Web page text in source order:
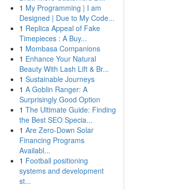
1 My Programming | I am
Designed | Due to My Code...
1 Replica Appeal of Fake
Timepieces : A Buy...
1 Mombasa Companions
1 Enhance Your Natural
Beauty With Lash Lift & Br...
1 Sustainable Journeys
1 A Goblin Ranger: A
Surprisingly Good Option
1 The Ultimate Guide: Finding
the Best SEO Specia...
1 Are Zero-Down Solar
Financing Programs
Availabl...
1 Football positioning
systems and development
st...